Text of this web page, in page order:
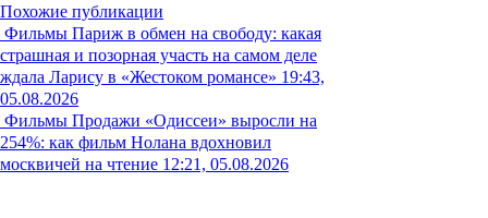
Похожие публикации
Фильмы Париж в обмен на свободу: какая
страшная и позорная участь на самом деле
ждала Ларису в «Жестоком романсе» 19:43,
05.08.2026
Фильмы Продажи «Одиссеи» выросли на
254%: как фильм Нолана вдохновил
москвичей на чтение 12:21, 05.08.2026